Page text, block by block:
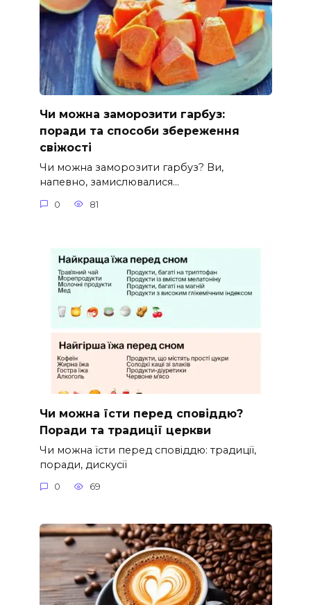
Чи можна заморозити гарбуз:
поради та способи збереження
свіжості
Чи можна заморозити гарбуз? Ви,
напевно, замислювалися…
0 81
Чи можна їсти перед сповіддю?
Поради та традиції церкви
Чи можна їсти перед сповіддю: традиції,
поради, дискусії
0 69